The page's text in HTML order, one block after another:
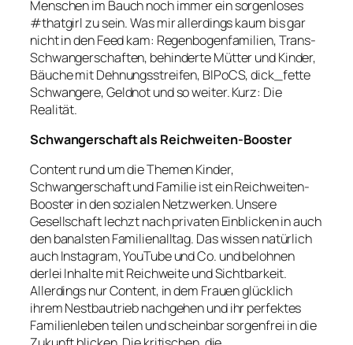
Menschen im Bauch noch immer ein sorgenloses
#thatgirlzu sein. Was mir allerdings kaum bis gar
nicht in den Feed kam: Regenbogenfamilien, Trans-
Schwangerschaften, behinderte Mütter und Kinder,
Bäuche mit Dehnungsstreifen, BIPoCS, dick_fette
Schwangere, Geldnot und so weiter. Kurz: Die
Realität.
Schwangerschaft als Reichweiten-Booster
Content rund um die Themen Kinder,
Schwangerschaft und Familie ist ein Reichweiten-
Booster in den sozialen Netzwerken. Unsere
Gesellschaft lechzt nach privaten Einblicken in auch
den banalsten Familienalltag. Das wissen natürlich
auch Instagram, YouTube und Co. und belohnen
derlei Inhalte mit Reichweite und Sichtbarkeit.
Allerdings nur Content, in dem Frauen glücklich
ihrem Nestbautrieb nachgehen und ihr perfektes
Familienleben teilen und scheinbar sorgenfrei in die